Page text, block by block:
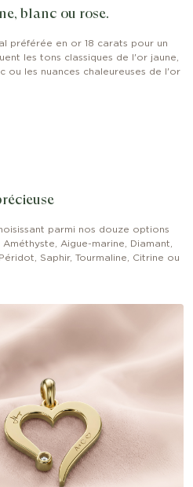
blanc ou rose.
préférée en or 18 carats pour un
les tons classiques de l'or jaune,
ou les nuances chaleureuses de l'or
parmi nos douze options
Aigue-marine, Diamant,
Saphir, Tourmaline, Citrine ou